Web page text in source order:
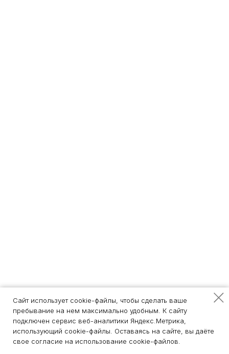
Сайт использует cookie-файлы, чтобы сделать ваше
пребывание на нем максимально удобным. К cайту
подключен сервис веб-аналитики Яндекс.Метрика,
использующий cookie-файлы. Оставаясь на сайте, вы даёте
свое согласие на использование cookie-файлов.